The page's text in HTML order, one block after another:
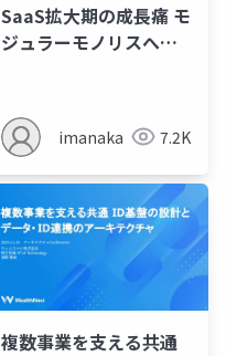
SaaS拡大期の成長痛 モ
ジュラーモノリスへの
imanaka 7.2K
複数事業を支える共通